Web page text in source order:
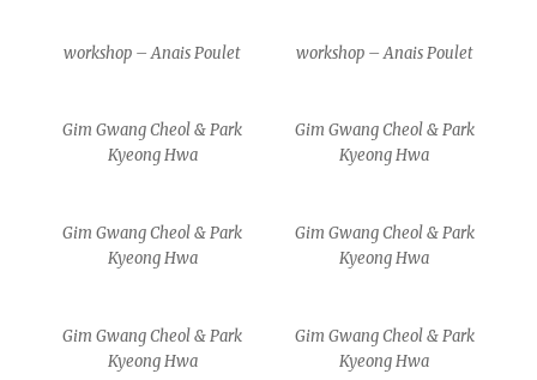
workshop – Anais Poulet workshop – Anais Poulet
Gim Gwang Cheol & Park
Kyeong Hwa
Gim Gwang Cheol & Park
Kyeong Hwa
Gim Gwang Cheol & Park
Kyeong Hwa
Gim Gwang Cheol & Park
Kyeong Hwa
Gim Gwang Cheol & Park
Kyeong Hwa
Gim Gwang Cheol & Park
Kyeong Hwa